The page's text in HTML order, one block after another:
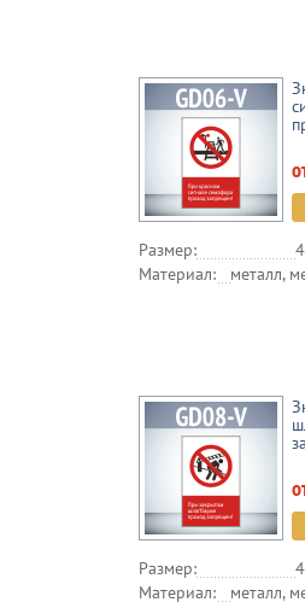
Размер:
Материал:
металл,
Размер:
Материал:
металл,